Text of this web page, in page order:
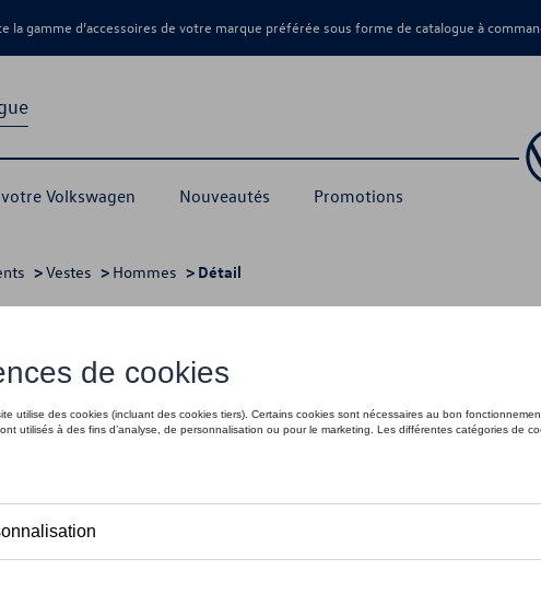
gamme d’accessoires de votre marque préférée sous forme de catalogue à
Volkswagen Nouveautés Promotions
>Vestes > Hommes > Détail
- XXL
Ce produit n'est actuellement pas